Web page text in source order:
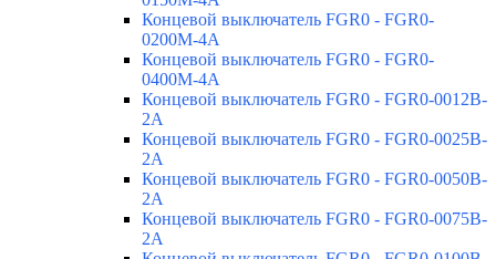
Концевой выключатель FGR0 - FGR0-
0200M-4A
Концевой выключатель FGR0 - FGR0-
0400M-4A
Концевой выключатель FGR0 - FGR0-0012B-
2A
Концевой выключатель FGR0 - FGR0-0025B-
2A
Концевой выключатель FGR0 - FGR0-0050B-
2A
Концевой выключатель FGR0 - FGR0-0075B-
2A